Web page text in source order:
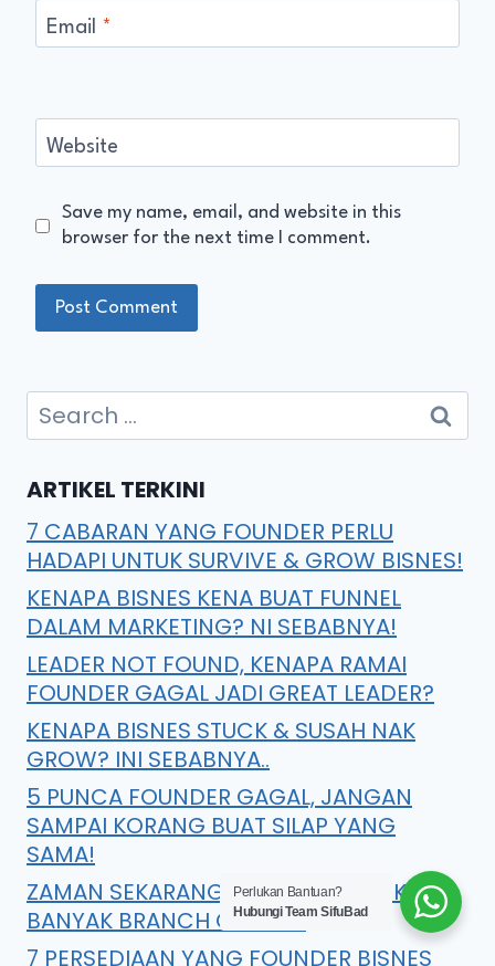
Email *
Website
Save my name, email, and website in this
browser for the next time I comment.
ARTIKEL TERKINI
7 CABARAN YANG FOUNDER PERLU
HADAPI UNTUK SURVIVE & GROW BISNES!
KENAPA BISNES KENA BUAT FUNNEL
DALAM MARKETING? NI SEBABNYA!
LEADER NOT FOUND, KENAPA RAMAI
FOUNDER GAGAL JADI GREAT LEADER?
KENAPA BISNES STUCK & SUSAH NAK
GROW? INI SEBABNYA..
5 PUNCA FOUNDER GAGAL, JANGAN
SAMPAI KORANG BUAT SILAP YANG
SAMA!
ZAMAN SEKARANG NI, PATUT KE BUKA
BANYAK BRANCH OUTLET?
7 PERSEDIAAN YANG FOUNDER BISNES
Perlukan Bantuan?
Hubungi Team SifuBad